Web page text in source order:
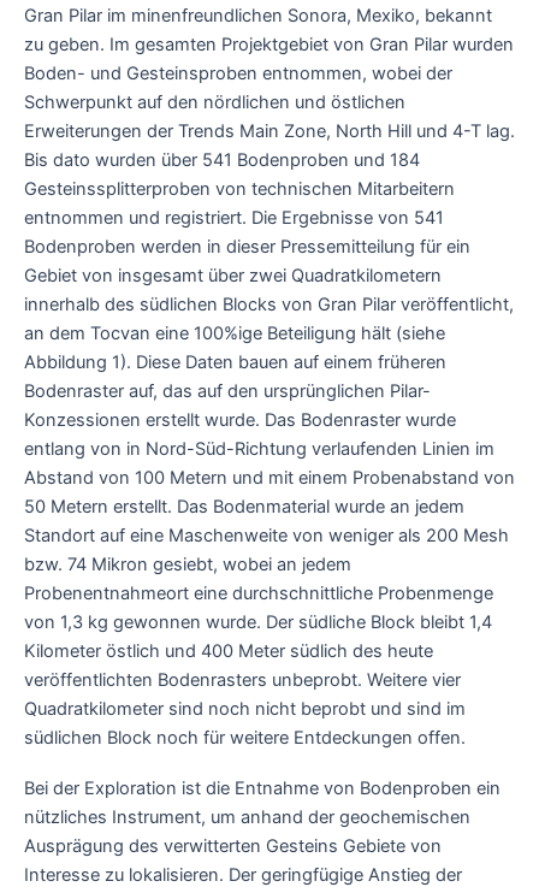
Gran Pilar im minenfreundlichen Sonora, Mexiko, bekannt
zu geben. Im gesamten Projektgebiet von Gran Pilar wurden
Boden- und Gesteinsproben entnommen, wobei der
Schwerpunkt auf den nördlichen und östlichen
Erweiterungen der Trends Main Zone, North Hill und 4-T lag.
Bis dato wurden über 541 Bodenproben und 184
Gesteinssplitterproben von technischen Mitarbeitern
entnommen und registriert. Die Ergebnisse von 541
Bodenproben werden in dieser Pressemitteilung für ein
Gebiet von insgesamt über zwei Quadratkilometern
innerhalb des südlichen Blocks von Gran Pilar veröffentlicht,
an dem Tocvan eine 100%ige Beteiligung hält (siehe
Abbildung 1). Diese Daten bauen auf einem früheren
Bodenraster auf, das auf den ursprünglichen Pilar-
Konzessionen erstellt wurde. Das Bodenraster wurde
entlang von in Nord-Süd-Richtung verlaufenden Linien im
Abstand von 100 Metern und mit einem Probenabstand von
50 Metern erstellt. Das Bodenmaterial wurde an jedem
Standort auf eine Maschenweite von weniger als 200 Mesh
bzw. 74 Mikron gesiebt, wobei an jedem
Probenentnahmeort eine durchschnittliche Probenmenge
von 1,3 kg gewonnen wurde. Der südliche Block bleibt 1,4
Kilometer östlich und 400 Meter südlich des heute
veröffentlichten Bodenrasters unbeprobt. Weitere vier
Quadratkilometer sind noch nicht beprobt und sind im
südlichen Block noch für weitere Entdeckungen offen.
Bei der Exploration ist die Entnahme von Bodenproben ein
nützliches Instrument, um anhand der geochemischen
Ausprägung des verwitterten Gesteins Gebiete von
Interesse zu lokalisieren. Der geringfügige Anstieg der